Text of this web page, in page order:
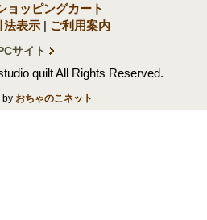
ョッピングカート
法表示 | ご利用案内
サイト
quilt All Rights Reserved.
by おちゃのこネット